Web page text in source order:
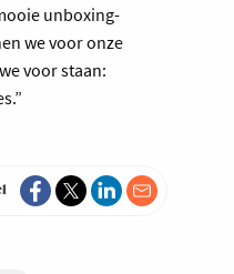
unboxing-
we voor onze
voor staan: